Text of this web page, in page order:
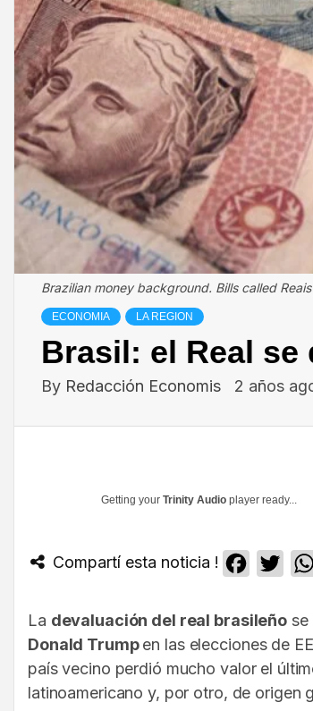
Brazilian money background. Bills called Reais
ECONOMIA LA REGION
Brasil: el Real se
By Redacción Economis 2 años
Getting your Trinity Audio player ready...
Compartí esta noticia ! Facebook
La devaluación del real brasileño se
Donald Trumpen las elecciones de
país vecino perdió mucho valor el
latinoamericano y, por otro, de origen